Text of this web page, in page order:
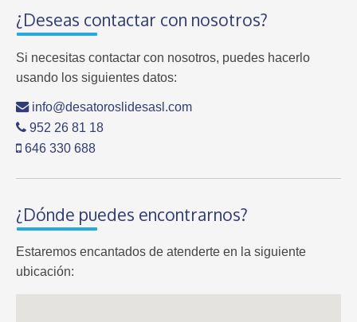
¿Deseas contactar con nosotros?
Si necesitas contactar con nosotros, puedes hacerlo
usando los siguientes datos:
info@desatoroslidesasl.com
952 26 81 18
646 330 688
¿Dónde puedes encontrarnos?
Estaremos encantados de atenderte en la siguiente
ubicación: